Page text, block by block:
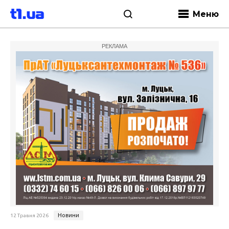
Меню
РЕКЛАМА
12 Травня 2026 Новини